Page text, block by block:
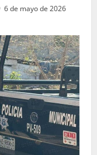
6 de mayo de 2026